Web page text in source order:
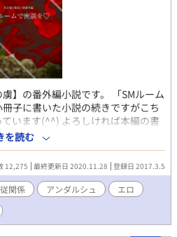
】の番外編小説です。 「SMルーム
子に書いた小説の続きですがこち
います(^^) よろしければ本編の書
嬉しいです！ ＊フリースペースに
す(^^) 「手のひらの子猫」は、昔
つけました！ こちらも番外編です
注意下さい～。よろしくお願い致
を読む
12,275 最終更新日 2020.11.28 登録日 2017.3.5
関係 アンダルシュ
エロ